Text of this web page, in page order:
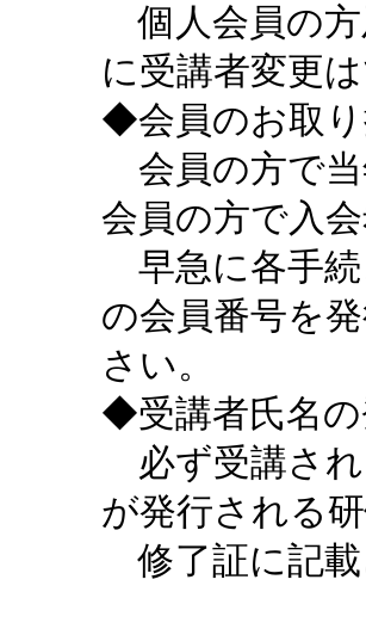
個人会員の方
に受講者変更
◆会員のお取
会員の方で当
会員の方で入
早急に各手続
の会員番号を
さい。
◆受講者氏名
必ず受講され
が発行される
修了証に記